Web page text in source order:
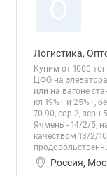
Логистика,
Купим от 1000
ЦФО на
или на вагоне
кл 19%+ и 25%+,
70-90, сор 2, зерн
Ячмень - 14/2/5,
качеством 13/2/
Россия,